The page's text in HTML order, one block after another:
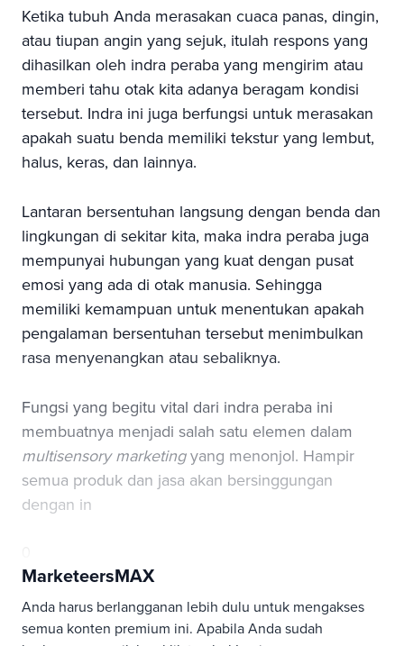
Ketika tubuh Anda merasakan cuaca panas, dingin,
atau tiupan angin yang sejuk, itulah respons yang
dihasilkan oleh indra peraba yang mengirim atau
memberi tahu otak kita adanya beragam kondisi
tersebut. Indra ini juga berfungsi untuk merasakan
apakah suatu benda memiliki tekstur yang lembut,
halus, keras, dan lainnya.
Lantaran bersentuhan langsung dengan benda dan
lingkungan di sekitar kita, maka indra peraba juga
mempunyai hubungan yang kuat dengan pusat
emosi yang ada di otak manusia. Sehingga
memiliki kemampuan untuk menentukan apakah
pengalaman bersentuhan tersebut menimbulkan
rasa menyenangkan atau sebaliknya.
Fungsi yang begitu vital dari indra peraba ini
membuatnya menjadi salah satu elemen dalam
multisensory marketingyang menonjol. Hampir
semua produk dan jasa akan bersinggungan
dengan in
MarketeersMAX
Anda harus berlangganan lebih dulu untuk mengakses
semua konten premium ini. Apabila Anda sudah